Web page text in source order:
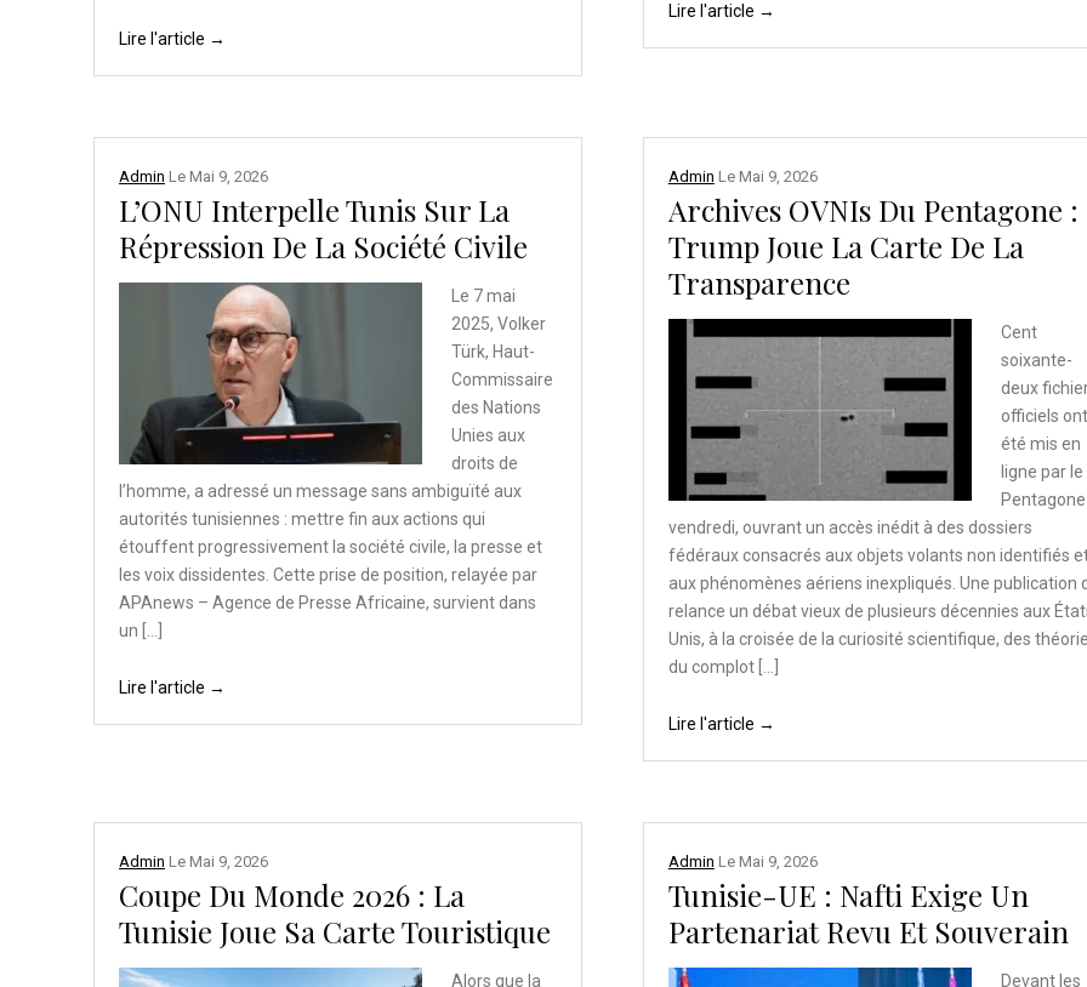
Lire l'article →
Lire l'article →
Admin Le Mai 9, 2026
L’ONU Interpelle Tunis Sur La
Répression De La Société Civile
Le 7 mai
2025, Volker
Türk, Haut-
Commissaire
des Nations
Unies aux
droits de
l’homme, a adressé un message sans ambiguïté aux
autorités tunisiennes : mettre fin aux actions qui
étouffent progressivement la société civile, la presse et
les voix dissidentes. Cette prise de position, relayée par
APAnews – Agence de Presse Africaine, survient dans
un […]
Lire l'article →
Admin Le Mai 9, 2026
Archives OVNIs Du Pentagone :
Trump Joue La Carte De La
Transparence
Cent
soixante-
deux
officiels ont
été mis en
ligne par le
Pentagone
vendredi, ouvrant un accès inédit à des dossiers
fédéraux consacrés aux objets volants non identifiés
aux phénomènes aériens inexpliqués. Une publication
relance un débat vieux de plusieurs décennies aux
Unis, à la croisée de la curiosité scientifique, des
du complot […]
Lire l'article →
Admin Le Mai 9, 2026
Coupe Du Monde 2026 : La
Tunisie Joue Sa Carte Touristique
Alors que la
Admin Le Mai 9, 2026
Tunisie-UE : Nafti Exige Un
Partenariat Revu Et Souverain
Devant les